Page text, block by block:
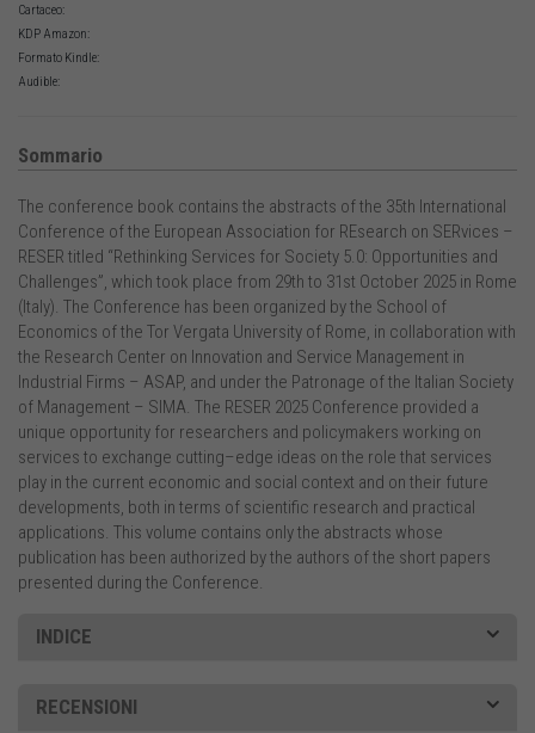
Cartaceo:
KDP Amazon:
Formato Kindle:
Audible:
Sommario
The conference book contains the abstracts of the 35th International
Conference of the European Association for REsearch on SERvices –
RESER titled “Rethinking Services for Society 5.0: Opportunities and
Challenges”, which took place from 29th to 31st October 2025 in Rome
(Italy). The Conference has been organized by the School of
Economics of the Tor Vergata University of Rome, in collaboration with
the Research Center on Innovation and Service Management in
Industrial Firms – ASAP, and under the Patronage of the Italian Society
of Management – SIMA. The RESER 2025 Conference provided a
unique opportunity for researchers and policymakers working on
services to exchange cutting–edge ideas on the role that services
play in the current economic and social context and on their future
developments, both in terms of scientific research and practical
applications. This volume contains only the abstracts whose
publication has been authorized by the authors of the short papers
presented during the Conference.
INDICE
RECENSIONI